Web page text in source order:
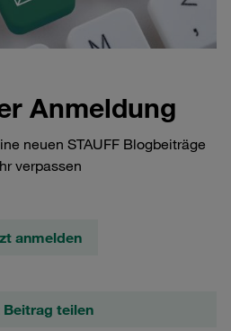
Anmeldung
neuen STAUFF Blogbeiträge
verpassen
anmelden
teilen